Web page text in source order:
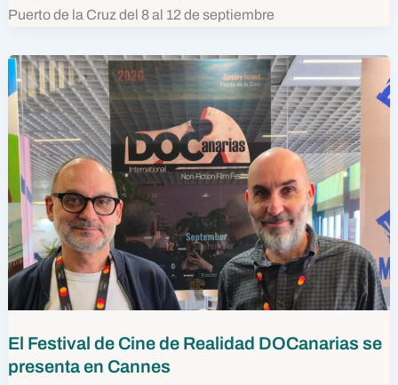
Puerto de la Cruz del 8 al 12 de septiembre
El Festival de Cine de Realidad DOCanarias se
presenta en Cannes